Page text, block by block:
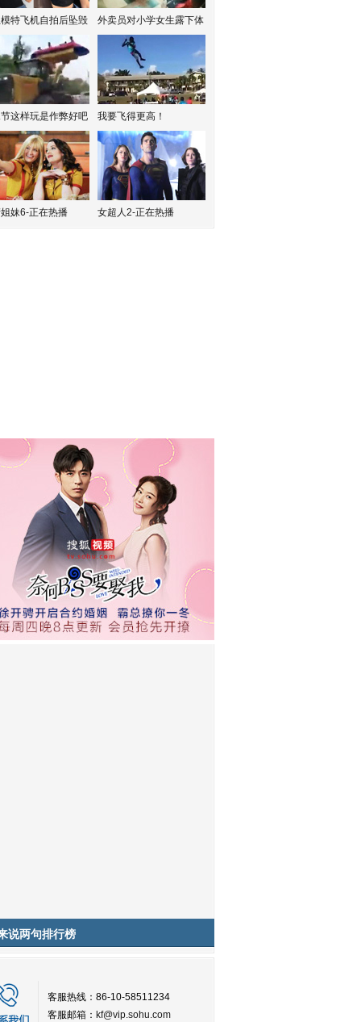
特飞机自拍后坠毁 外卖员对小学女生露下体
这样玩是作弊好吧 我要飞得更高！
妹6-正在热播 女超人2-正在热播
说两句排行榜
客服热线：86-10-58511234
客服邮箱： kf@vip.sohu.com